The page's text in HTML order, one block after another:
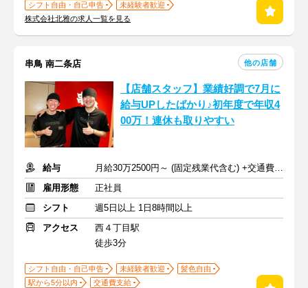
シフト自由・自己申告
未経験者歓迎
株式会社北雅の求人一覧を見る
串鳥 南二条店 他の店舗
【店舗スタッフ】業績好調で7月に
給与UPしたばかり♪初年度で年収4
00万！連休も取りやすい
給与
月給30万2500円～ (固定残業代含む) +交通費規定支給+賞与年2回
雇用形態
正社員
シフト
週5日以上 1日8時間以上
アクセス
西４丁目駅
徒歩3分
シフト自由・自己申告 未経験者歓迎
髪色自由
駅から5分以内
交通費支給